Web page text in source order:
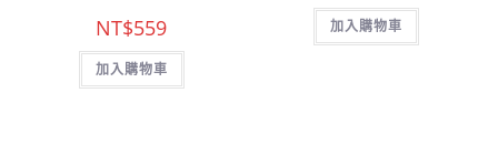
NT$559
加入購物車
加入購物車